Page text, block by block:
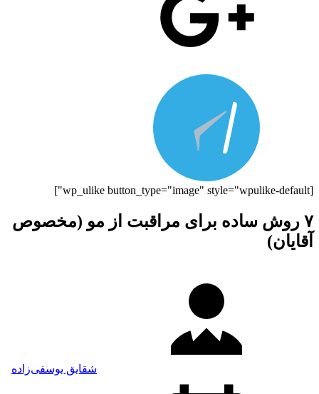
[wp_ulike button_type="image" style="wpulike-default"]
۷ روش ساده برای مراقبت از مو (مخصوص
آقایان)
شقایق یوسفی‌زاده